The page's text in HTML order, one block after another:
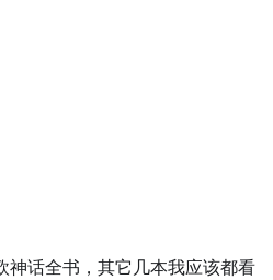
神话全书，其它几本我应该都看